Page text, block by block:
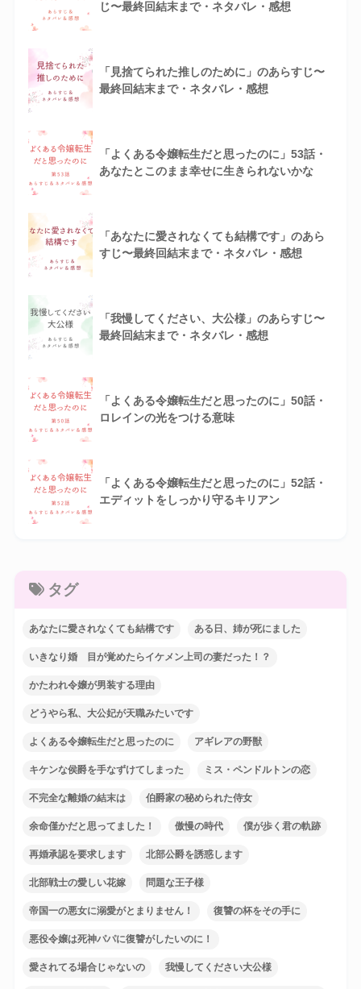
じ〜最終回結末まで・ネタバレ・感想
「見捨てられた推しのために」のあらすじ〜
最終回結末まで・ネタバレ・感想
「よくある令嬢転生だと思ったのに」53話・
あなたとこのまま幸せに生きられないかな
「あなたに愛されなくても結構です」のあら
すじ〜最終回結末まで・ネタバレ・感想
「我慢してください、大公様」のあらすじ〜
最終回結末まで・ネタバレ・感想
「よくある令嬢転生だと思ったのに」50話・
ロレインの光をつける意味
「よくある令嬢転生だと思ったのに」52話・
エディットをしっかり守るキリアン
タグ
あなたに愛されなくても結構です ある日、姉が死にました
いきなり婚 目が覚めたらイケメン上司の妻だった！？
かたわれ令嬢が男装する理由
どうやら私、大公妃が天職みたいです
よくある令嬢転生だと思ったのに アギレアの野獣
キケンな侯爵を手なずけてしまった ミス・ペンドルトンの恋
不完全な離婚の結末は 伯爵家の秘められた侍女
余命僅かだと思ってました！ 傲慢の時代 僕が歩く君の軌跡
再婚承認を要求します 北部公爵を誘惑します
北部戦士の愛しい花嫁 問題な王子様
帝国一の悪女に溺愛がとまりません！ 復讐の杯をその手に
悪役令嬢は死神パパに復讐がしたいのに！
愛されてる場合じゃないの 我慢してください大公様